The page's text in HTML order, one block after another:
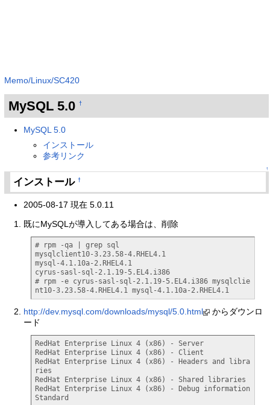
Memo/Linux/SC420
MySQL 5.0 †
MySQL 5.0
インストール
参考リンク
↑
インストール†
2005-08-17 現在 5.0.11
既にMySQLが導入してある場合は、削除
# rpm -qa | grep sql
mysqlclient10-3.23.58-4.RHEL4.1
mysql-4.1.10a-2.RHEL4.1
cyrus-sasl-sql-2.1.19-5.EL4.i386
# rpm -e cyrus-sasl-sql-2.1.19-5.EL4.i386 mysqlclie
nt10-3.23.58-4.RHEL4.1 mysql-4.1.10a-2.RHEL4.1
http://dev.mysql.com/downloads/mysql/5.0.html
からダウンロ
ード
RedHat Enterprise Linux 4 (x86) - Server
RedHat Enterprise Linux 4 (x86) - Client
RedHat Enterprise Linux 4 (x86) - Headers and libra
ries
RedHat Enterprise Linux 4 (x86) - Shared libraries
RedHat Enterprise Linux 4 (x86) - Debug information
Standard